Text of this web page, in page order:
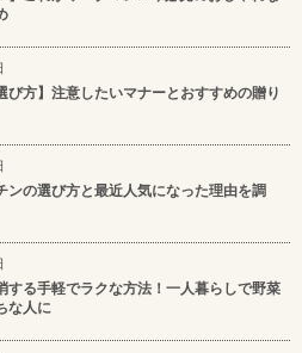
び方】注意したいマナーとおすすめの贈り
ンの選び方と最近人気になった理由を調
する手軽でラクな方法！一人暮らしで野菜
な人に